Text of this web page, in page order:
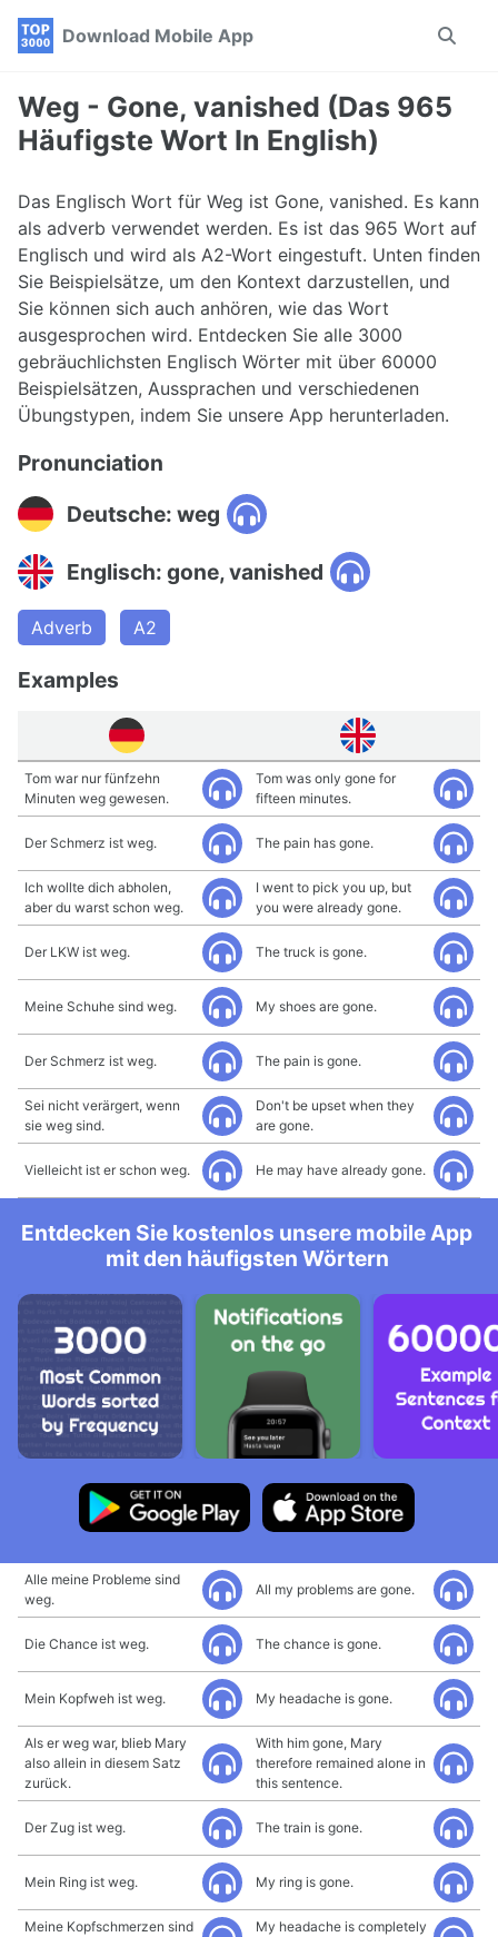
Skip
navigation
Skip
Skip
Download Mobile App
Toggle
Weg - Gone, vanished (Das 965
Häufigste Wort In English)
Das Englisch Wort für Weg ist Gone, vanished. Es kann
als adverb verwendet werden. Es ist das 965 Wort auf
Englisch und wird als A2-Wort eingestuft. Unten finden
Sie Beispielsätze, um den Kontext darzustellen, und
Sie können sich auch anhören, wie das Wort
ausgesprochen wird. Entdecken Sie alle 3000
gebräuchlichsten Englisch Wörter mit über 60000
Beispielsätzen, Aussprachen und verschiedenen
Übungstypen, indem Sie unsere App herunterladen.
Pronunciation
Deutsche: weg
Englisch: gone, vanished
Adverb A2
Examples
Tom war nur fünfzehn
Minuten weg gewesen.
Tom was only gone for
fifteen minutes.
Der Schmerz ist weg. The pain has gone.
Ich wollte dich abholen,
aber du warst schon weg.
I went to pick you up, but
you were already gone.
Der LKW ist weg. The truck is gone.
Meine Schuhe sind weg. My shoes are gone.
Der Schmerz ist weg. The pain is gone.
Sei nicht verärgert, wenn
sie weg sind.
Don't be upset when they
are gone.
Vielleicht ist er schon weg. He may have already gone.
Entdecken Sie kostenlos unsere mobile App
mit den häufigsten Wörtern
Alle meine Probleme sind
weg.
All my problems are gone.
Die Chance ist weg. The chance is gone.
Mein Kopfweh ist weg. My headache is gone.
Als er weg war, blieb Mary
also allein in diesem Satz
zurück.
With him gone, Mary
therefore remained alone in
this sentence.
Der Zug ist weg. The train is gone.
Mein Ring ist weg. My ring is gone.
Meine Kopfschmerzen sind
My headache is completely